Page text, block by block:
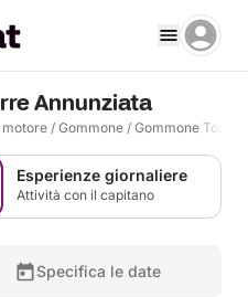
Annunziata
motore / Gommone / Gommone Torre
Esperienze giornaliere
Attività con il capitano
Specifica le date